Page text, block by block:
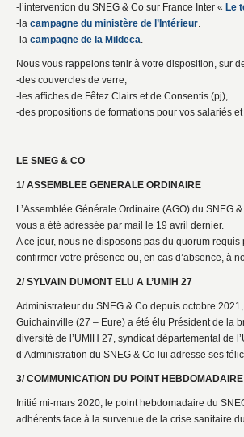
-l’intervention du SNEG & Co sur France Inter « Le
-la campagne du ministère de l’Intérieur.
-la campagne de la Mildeca.
Nous vous rappelons tenir à votre disposition, sur
-des couvercles de verre,
-les affiches de Fêtez Clairs et de Consentis (pj),
-des propositions de formations pour vos salariés
LE SNEG & CO
1/ ASSEMBLEE GENERALE ORDINAIRE
L’Assemblée Générale Ordinaire (AGO) du
vous a été adressée par mail le 19 avril dernier.
A ce jour, nous ne disposons pas du quorum
confirmer votre présence ou, en cas d’absence, à
2/ SYLVAIN DUMONT ELU A L’UMIH 27
Administrateur du SNEG & Co depuis octobre
Guichainville (27 – Eure) a été élu Président de la
diversité de l’UMIH 27, syndicat départemental de
d’Administration du SNEG & Co lui adresse ses
3/ COMMUNICATION DU POINT HEBDOMADAIRE
Initié mi-mars 2020, le point hebdomadaire du
adhérents face à la survenue de la crise sanitaire